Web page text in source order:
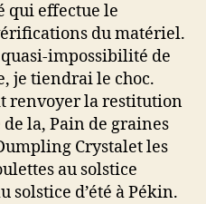
qui effectue le
du matériel.
impossibilité de
je tiendrai le choc.
renvoyer la restitution
la, Pain de graines
Crystalet les
au solstice
solstice d’été à Pékin.